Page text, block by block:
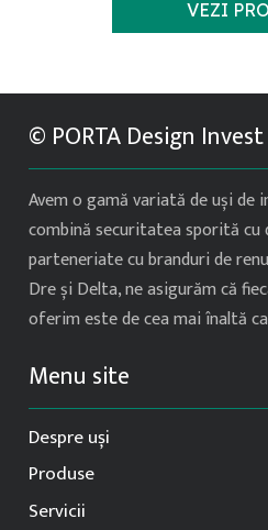
VEZI
© PORTA Design Invest
Avem o gamă variată de uși
combină securitatea sporită cu
parteneriate cu branduri de
Dre și Delta, ne asigurăm că
oferim este de cea mai înaltă
Menu site
Despre uși
Produse
Servicii